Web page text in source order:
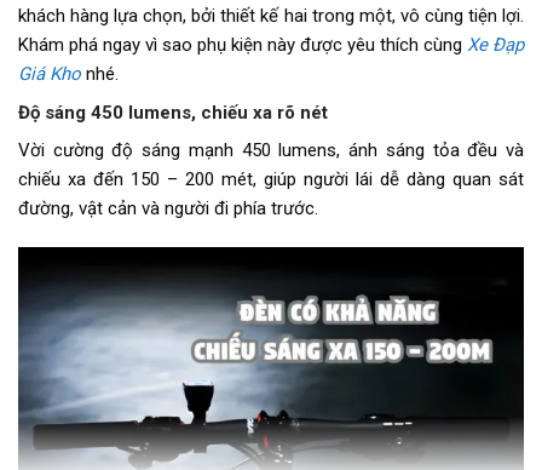
khách hàng lựa chọn, bởi thiết kế hai trong một, vô cùng tiện lợi.
Khám phá ngay vì sao phụ kiện này được yêu thích cùng Xe Đạp
Giá Kho nhé.
Độ sáng 450 lumens, chiếu xa rõ nét
Vời cường độ sáng mạnh 450 lumens, ánh sáng tỏa đều và
chiếu xa đến 150 – 200 mét, giúp người lái dễ dàng quan sát
đường, vật cản và người đi phía trước.